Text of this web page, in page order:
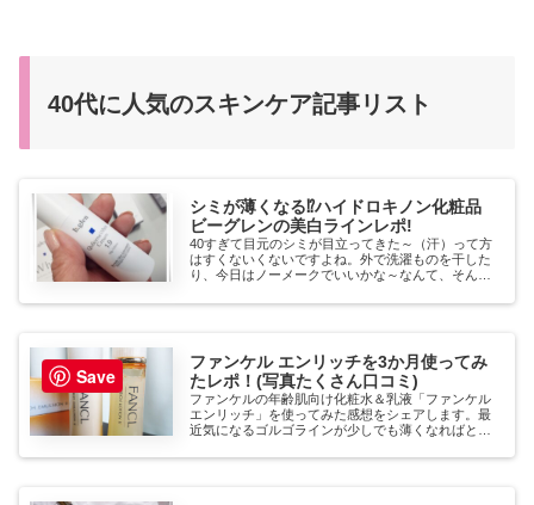
40代に人気のスキンケア記事リスト
シミが薄くなる⁉ハイドロキノン化粧品
ビーグレンの美白ラインレポ!
40すぎて目元のシミが目立ってきた～（汗）って方
はすくないくないですよね。外で洗濯ものを干した
り、今日はノーメークでいいかな～なんて、そんな
に積もってシミになってしまうんですね・・・私も
ファンケル エンリッチを3か月使ってみ
たレポ！(写真たくさん口コミ)
ファンケルの年齢肌向け化粧水＆乳液「ファンケル
エンリッチ」を使ってみた感想をシェアします。最
近気になるゴルゴラインが少しでも薄くなればと思
インがなくなることはないけど、肌がプリっとなっ
Save